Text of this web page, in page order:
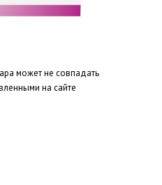
может не совпадать
на сайте